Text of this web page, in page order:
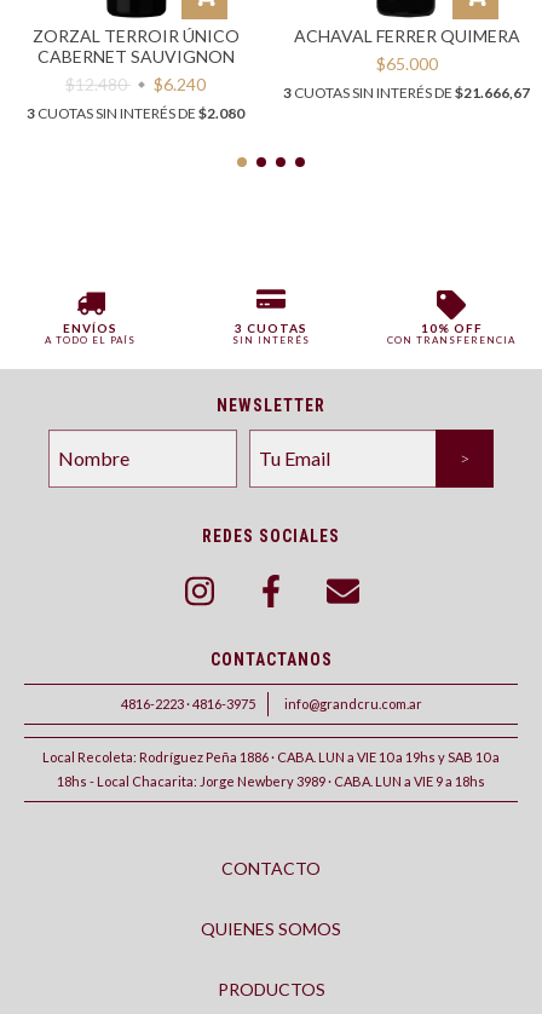
ZORZAL TERROIR ÚNICO
CABERNET SAUVIGNON
$12.480
$6.240
3 CUOTAS SIN INTERÉS DE $2.080
ACHAVAL FERRER QUIMERA
$65.000
3 CUOTAS SIN INTERÉS DE $21.666,67
ENVÍOS
A TODO EL PAÍS
3 CUOTAS
SIN INTERÉS
10% OFF
CON TRANSFERENCIA
NEWSLETTER
REDES SOCIALES
CONTACTANOS
4816-2223 · 4816-3975 info@grandcru.com.ar
Local Recoleta: Rodríguez Peña 1886 · CABA. LUN a VIE 10 a 19hs y SAB 10 a
18hs - Local Chacarita: Jorge Newbery 3989 · CABA. LUN a VIE 9 a 18hs
CONTACTO
QUIENES SOMOS
PRODUCTOS